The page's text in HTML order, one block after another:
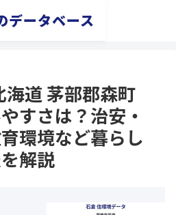
データベース
海道 茅部郡森町
すさは？治安・
環境など暮らし
解説